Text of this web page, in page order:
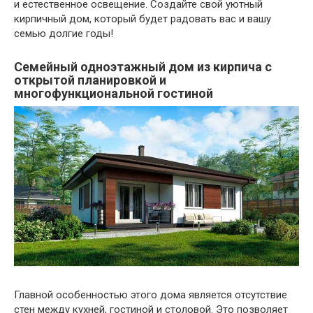
и естественное освещение. Создайте свой уютный
кирпичный дом, который будет радовать вас и вашу
семью долгие годы!
Семейный одноэтажный дом из кирпича с
открытой планировкой и
многофункциональной гостиной
Главной особенностью этого дома является отсутствие
стен между кухней, гостиной и столовой. Это позволяет